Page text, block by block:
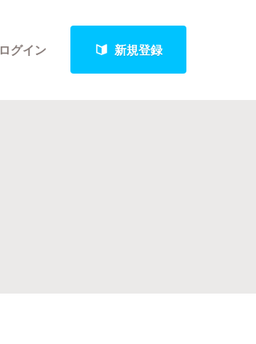
ログイン 新規登録